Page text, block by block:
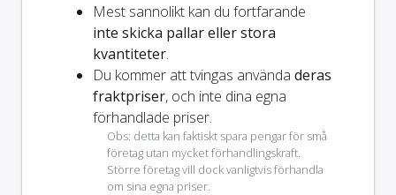
Mest sannolikt kan du fortfarande
inte skicka pallar eller stora
kvantiteter.
Du kommer att tvingas använda deras
fraktpriser, och inte dina egna
förhandlade priser.
Obs: detta kan faktiskt spara pengar för små
företag utan mycket förhandlingskraft.
Större företag vill dock vanligtvis förhandla
om sina egna priser.